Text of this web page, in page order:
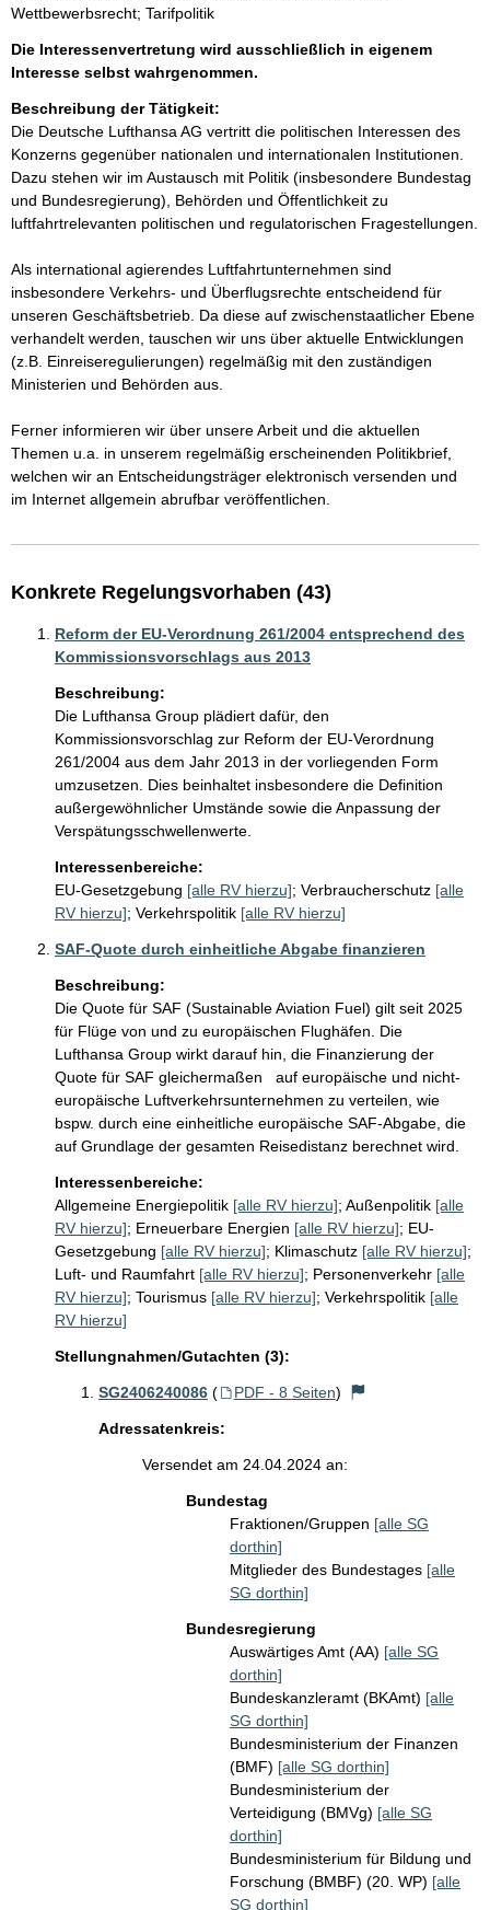
Wettbewerbsrecht; Tarifpolitik
Die Interessenvertretung wird ausschließlich in eigenem
Interesse selbst wahrgenommen.
Beschreibung der Tätigkeit:
Die Deutsche Lufthansa AG vertritt die politischen Interessen des
Konzerns gegenüber nationalen und internationalen Institutionen.
Dazu stehen wir im Austausch mit Politik (insbesondere Bundestag
und Bundesregierung), Behörden und Öffentlichkeit zu
luftfahrtrelevanten politischen und regulatorischen Fragestellungen.
Als international agierendes Luftfahrtunternehmen sind
insbesondere Verkehrs- und Überflugsrechte entscheidend für
unseren Geschäftsbetrieb. Da diese auf zwischenstaatlicher Ebene
verhandelt werden, tauschen wir uns über aktuelle Entwicklungen
(z.B. Einreiseregulierungen) regelmäßig mit den zuständigen
Ministerien und Behörden aus.
Ferner informieren wir über unsere Arbeit und die aktuellen
Themen u.a. in unserem regelmäßig erscheinenden Politikbrief,
welchen wir an Entscheidungsträger elektronisch versenden und
Konkrete Regelungsvorhaben (43)
Reform der EU-Verordnung 261/2004 entsprechend des
Kommissionsvorschlags aus 2013
Beschreibung:
Die Lufthansa Group plädiert dafür, den
Kommissionsvorschlag zur Reform der EU-Verordnung
261/2004 aus dem Jahr 2013 in der vorliegenden Form
umzusetzen. Dies beinhaltet insbesondere die Definition
außergewöhnlicher Umstände sowie die Anpassung der
Verspätungsschwellenwerte.
Interessenbereiche:
EU-Gesetzgebung [alle RV hierzu]; Verbraucherschutz [alle
RV hierzu]; Verkehrspolitik [alle RV hierzu]
SAF-Quote durch einheitliche Abgabe finanzieren
Beschreibung:
Die Quote für SAF (Sustainable Aviation Fuel) gilt seit 2025
für Flüge von und zu europäischen Flughäfen. Die
Lufthansa Group wirkt darauf hin, die Finanzierung der
Quote für SAF gleichermaßen   auf europäische und nicht-
europäische Luftverkehrsunternehmen zu verteilen, wie
bspw. durch eine einheitliche europäische SAF-Abgabe, die
auf Grundlage der gesamten Reisedistanz berechnet wird.
Interessenbereiche:
Allgemeine Energiepolitik [alle RV hierzu]; Außenpolitik [alle
RV hierzu]; Erneuerbare Energien [alle RV hierzu]; EU-
Gesetzgebung [alle RV hierzu]; Klimaschutz [alle RV hierzu];
Luft- und Raumfahrt [alle RV hierzu]; Personenverkehr [alle
RV hierzu]; Tourismus [alle RV hierzu]; Verkehrspolitik [alle
RV hierzu]
Stellungnahmen/Gutachten (3):
SG2406240086 ( PDF - 8 Seiten)
Adressatenkreis:
Versendet am 24.04.2024 an:
Bundestag
Fraktionen/Gruppen [alle SG
dorthin]
Mitglieder des Bundestages [alle
SG dorthin]
Bundesregierung
Auswärtiges Amt (AA) [alle SG
dorthin]
Bundeskanzleramt (BKAmt) [alle
SG dorthin]
Bundesministerium der Finanzen
(BMF) [alle SG dorthin]
Bundesministerium der
Verteidigung (BMVg) [alle SG
dorthin]
Bundesministerium für Bildung und
Forschung (BMBF) (20. WP) [alle
SG dorthin]